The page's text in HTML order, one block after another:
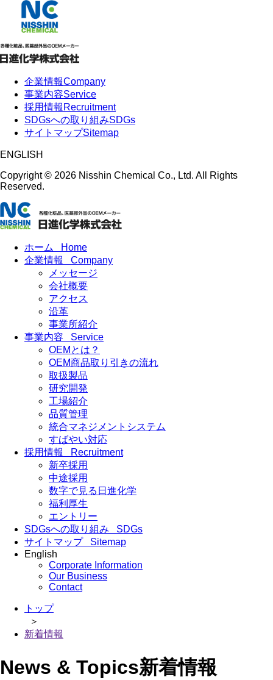
企業情報Company
事業内容Service
採用情報 Recruitment
SDGsへの取り組みSDGs
サイトマップSitemap
ENGLISH
Copyright © 2026 Nisshin Chemical Co., Ltd. All Rights
Reserved.
ホーム
Home
企業情報 Company
メッセージ
会社概要
アクセス
沿革
事業所紹介
事業内容 Service
OEMとは？
OEM商品取り引きの流れ
取扱製品
研究開発
工場紹介
品質管理
統合マネジメントシステム
すばやい対応
採用情報
Recruitment
新卒採用
中途採用
数字で見る日進化学
福利厚生
エントリー
SDGsへの取り組み SDGs
サイトマップ Sitemap
English
Corporate Information
Our Business
Contact
トップ
＞
新着情報
News & Topics新着情報